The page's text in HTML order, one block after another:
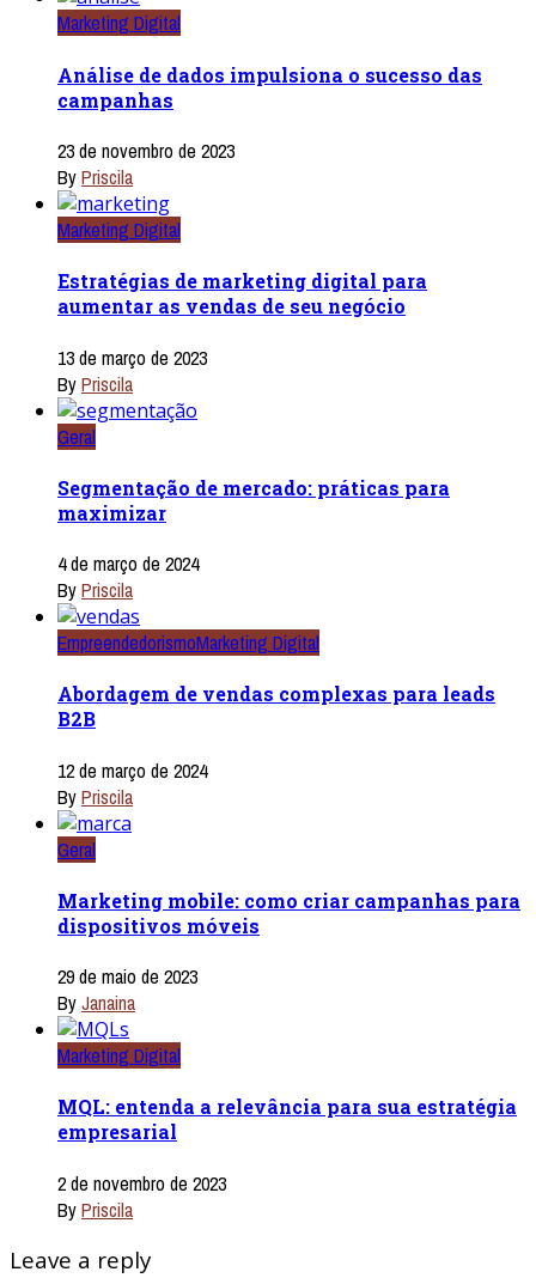
Marketing Digital
Análise de dados impulsiona o sucesso das
campanhas
23 de novembro de 2023
ByPriscila
Marketing Digital
Estratégias de marketing digital para
aumentar as vendas de seu negócio
13 de março de 2023
ByPriscila
Geral
Segmentação de mercado: práticas para
maximizar
4 de março de 2024
ByPriscila
EmpreendedorismoMarketing Digital
Abordagem de vendas complexas para leads
B2B
12 de março de 2024
ByPriscila
Geral
Marketing mobile: como criar campanhas para
dispositivos móveis
29 de maio de 2023
ByJanaina
Marketing Digital
MQL: entenda a relevância para sua estratégia
empresarial
2 de novembro de 2023
ByPriscila
Leave a reply